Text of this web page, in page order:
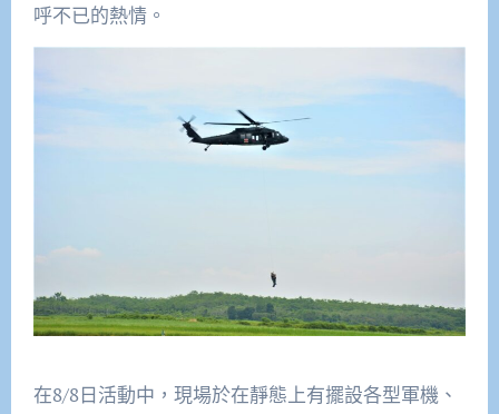
呼不已的熱情。
在8/8日活動中，現場於在靜態上有擺設各型軍機、